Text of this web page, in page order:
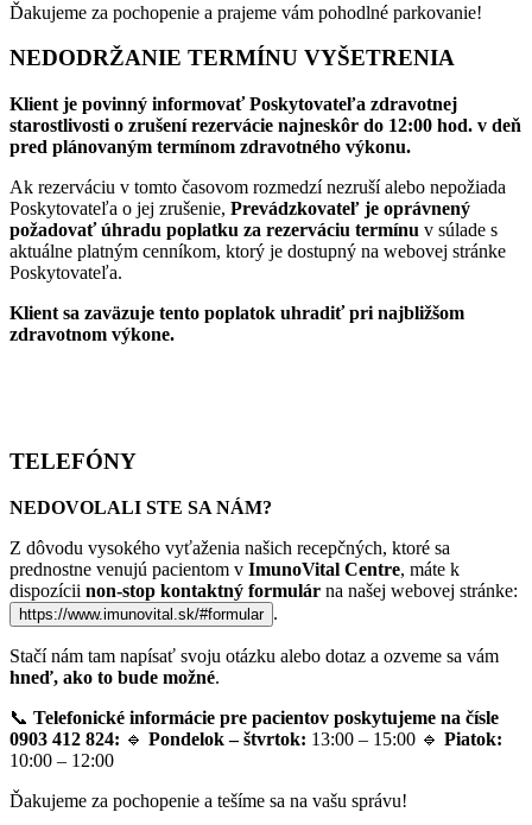
Ďakujeme za pochopenie a prajeme vám pohodlné parkovanie!
NEDODRŽANIE TERMÍNU VYŠETRENIA
Klient je povinný informovať Poskytovateľa zdravotnej
starostlivosti o zrušení rezervácie najneskôr do 12:00 hod. v deň
pred plánovaným termínom zdravotného výkonu.
Ak rezerváciu v tomto časovom rozmedzí nezruší alebo nepožiada
Poskytovateľa o jej zrušenie, Prevádzkovateľ je oprávnený
požadovať úhradu poplatku za rezerváciu termínu v súlade s
aktuálne platným cenníkom, ktorý je dostupný na webovej stránke
Poskytovateľa.
Klient sa zaväzuje tento poplatok uhradiť pri najbližšom
zdravotnom výkone.
TELEFÓNY
NEDOVOLALI STE SA NÁM?
Z dôvodu vysokého vyťaženia našich recepčných, ktoré sa
prednostne venujú pacientom v ImunoVital Centre, máte k
dispozícii non-stop kontaktný formulár na našej webovej stránke:
https://www.imunovital.sk/#formular .
Stačí nám tam napísať svoju otázku alebo dotaz a ozveme sa vám
hneď, ako to bude možné.
📞 Telefonické informácie pre pacientov poskytujeme na čísle
0903 412 824: 🔹 Pondelok – štvrtok: 13:00 – 15:00 🔹 Piatok:
10:00 – 12:00
Ďakujeme za pochopenie a tešíme sa na vašu správu!